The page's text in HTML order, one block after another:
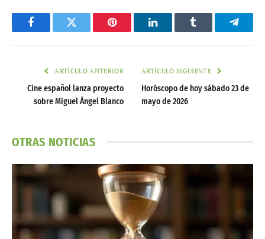
FacebookTwitter Pinterest LinkedInTumblr
ARTÍCULO ANTERIOR
Cine español lanza proyecto
sobre Miguel Ángel Blanco
ARTÍCULO SIGUIENTE
Horóscopo de hoy sábado 23 de
mayo de 2026
OTRAS NOTICIAS